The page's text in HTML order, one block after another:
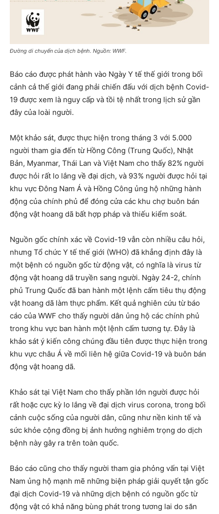
Đường di chuyển của dịch bệnh. Nguồn: WWF.
Báo cáo được phát hành vào Ngày Y tế thế giới trong bối
cảnh cả thế giới đang phải chiến đấu với dịch bệnh Covid-
19 được xem là nguy cấp và tồi tệ nhất trong lịch sử gần
đây của loài người.
Một khảo sát, được thực hiện trong tháng 3 với 5.000
người tham gia đến từ Hồng Công (Trung Quốc), Nhật
Bản, Myanmar, Thái Lan và Việt Nam cho thấy 82% người
được hỏi rất lo lắng về đại dịch, và 93% người được hỏi tại
khu vực Đông Nam Á và Hồng Công ủng hộ những hành
động của chính phủ để đóng cửa các khu chợ buôn bán
động vật hoang dã bất hợp pháp và thiếu kiểm soát.
Nguồn gốc chính xác về Covid-19 vẫn còn nhiều câu hỏi,
nhưng Tổ chức Y tế thế giới (WHO) đã khẳng định đây là
một bệnh có nguồn gốc từ động vật, có nghĩa là virus từ
động vật hoang dã truyền sang người. Ngày 24-2, chính
phủ Trung Quốc đã ban hành một lệnh cấm tiêu thụ động
vật hoang dã làm thực phẩm. Kết quả nghiên cứu từ báo
cáo của WWF cho thấy người dân ủng hộ các chính phủ
trong khu vực ban hành một lệnh cấm tương tự. Đây là
khảo sát ý kiến công chúng đầu tiên được thực hiện trong
khu vực châu Á về mối liên hệ giữa Covid-19 và buôn bán
động vật hoang dã.
Khảo sát tại Việt Nam cho thấy phần lớn người được hỏi
rất hoặc cực kỳ lo lắng về đại dịch virus corona, trong bối
cảnh cuộc sống của người dân, cũng như nền kinh tế và
sức khỏe cộng đồng bị ảnh hưởng nghiêm trọng do dịch
bệnh này gây ra trên toàn quốc.
Báo cáo cũng cho thấy người tham gia phỏng vấn tại Việt
Nam ủng hộ mạnh mẽ những biện pháp giải quyết tận gốc
đại dịch Covid-19 và những dịch bệnh có nguồn gốc từ
động vật có khả năng bùng phát trong tương lai do săn